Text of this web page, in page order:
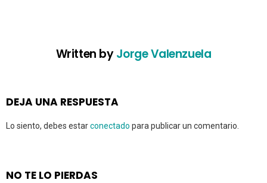
Written byJorge Valenzuela
DEJA UNA RESPUESTA
Lo siento, debes estarconectado para publicar un comentario.
NO TE LO PIERDAS